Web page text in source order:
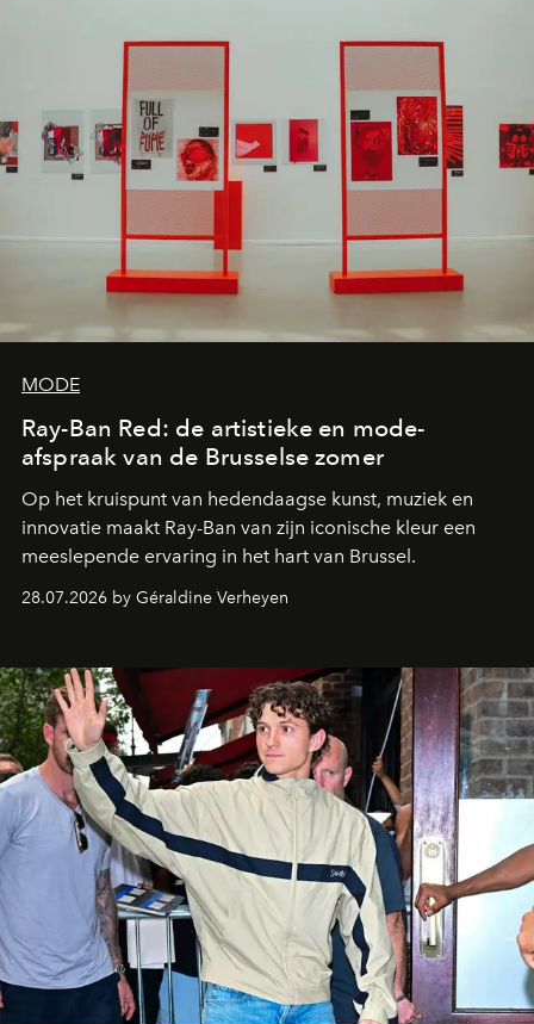
MODE
Ray-Ban Red: de artistieke en mode-
afspraak van de Brusselse zomer
Op het kruispunt van hedendaagse kunst, muziek en
innovatie maakt Ray-Ban van zijn iconische kleur een
meeslepende ervaring in het hart van Brussel.
28.07.2026 by Géraldine Verheyen